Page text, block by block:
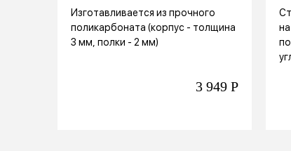
Изготавливается из прочного
поликарбоната (корпус - толщина
3 мм, полки - 2 мм)
3 949 Р